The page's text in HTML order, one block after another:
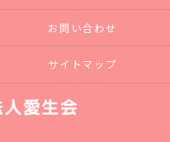
お問い合わせ
サイトマップ